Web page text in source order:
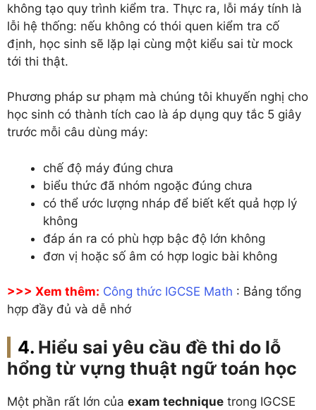
không tạo quy trình kiểm tra. Thực ra, lỗi máy tính là
lỗi hệ thống: nếu không có thói quen kiểm tra cố
định, học sinh sẽ lặp lại cùng một kiểu sai từ mock
tới thi thật.
Phương pháp sư phạm mà chúng tôi khuyến nghị cho
học sinh có thành tích cao là áp dụng quy tắc 5 giây
trước mỗi câu dùng máy:
chế độ máy đúng chưa
biểu thức đã nhóm ngoặc đúng chưa
có thể ước lượng nháp để biết kết quả hợp lý
không
đáp án ra có phù hợp bậc độ lớn không
đơn vị hoặc số âm có hợp logic bài không
>>> Xem thêm: Công thức IGCSE Math : Bảng tổng
hợp đầy đủ và dễ nhớ
Hiểu sai yêu cầu đề thi do lỗ
hổng từ vựng thuật ngữ toán học
Một phần rất lớn của exam technique trong IGCSE